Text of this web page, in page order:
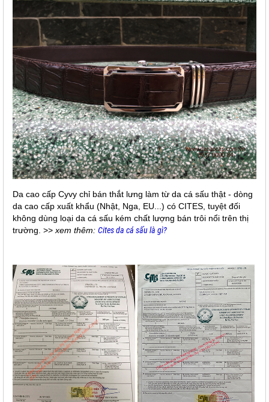
Da cao cấp Cyvy chỉ bán thắt lưng làm từ da cá sấu thật - dòng
da cao cấp xuất khẩu (Nhật, Nga, EU...) có CITES, tuyệt đối
không dùng loại da cá sấu kém chất lượng bán trôi nổi trên thị
trường. >> xem thêm: Cites da cá sấu là gì?